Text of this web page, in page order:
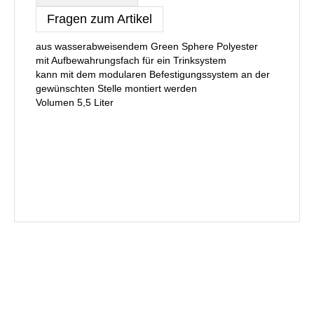
Fragen zum Artikel
aus wasserabweisendem Green Sphere Polyester
mit Aufbewahrungsfach für ein Trinksystem
kann mit dem modularen Befestigungssystem an der
gewünschten Stelle montiert werden
Volumen 5,5 Liter